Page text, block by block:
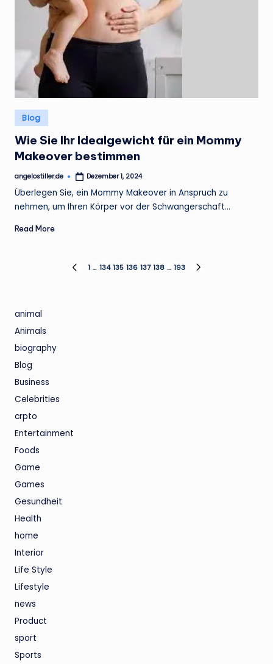
Posted
in
Blog
Wie Sie Ihr Idealgewicht für ein Mommy
Makeover bestimmen
Posted
by
angelostiller.de Dezember 1, 2024
Überlegen Sie, ein Mommy Makeover in Anspruch zu
nehmen, um Ihren Körper vor der Schwangerschaft…
Read More
Seitennummerierung
Beiträge
PREVIOUS
1 … 134 135 136 137 138 … 193
animal
Animals
biography
Blog
Business
Celebrities
crpto
Entertainment
Foods
Game
Games
Gesundheit
Health
home
Interior
Life Style
Lifestyle
news
Product
sport
Sports